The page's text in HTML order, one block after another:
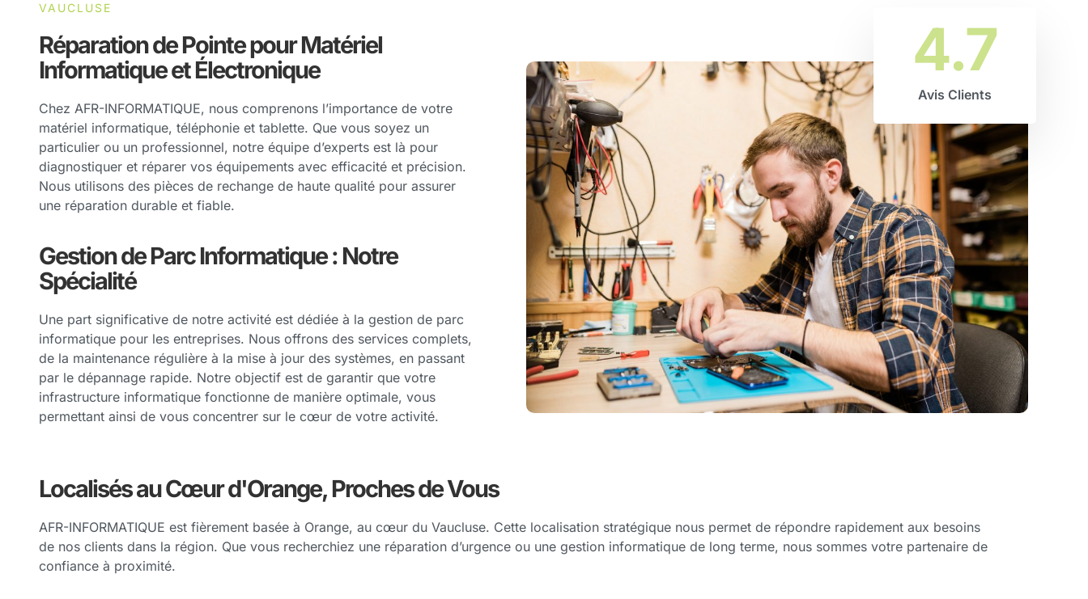
VAUCLUSE
Réparation de Pointe pour Matériel
Informatique et Électronique
Chez AFR-INFORMATIQUE, nous comprenons l’importance de votre
matériel informatique, téléphonie et tablette. Que vous soyez un
particulier ou un professionnel, notre équipe d’experts est là pour
diagnostiquer et réparer vos équipements avec efficacité et précision.
Nous utilisons des pièces de rechange de haute qualité pour assurer
une réparation durable et fiable.
Gestion de Parc Informatique : Notre
Spécialité
Une part significative de notre activité est dédiée à la gestion de parc
informatique pour les entreprises. Nous offrons des services complets,
de la maintenance régulière à la mise à jour des systèmes, en passant
par le dépannage rapide. Notre objectif est de garantir que votre
infrastructure informatique fonctionne de manière optimale, vous
permettant ainsi de vous concentrer sur le cœur de votre activité.
Avis Clients
4.7
Localisés au Cœur d'Orange, Proches de Vous
AFR-INFORMATIQUE est fièrement basée à Orange, au cœur du Vaucluse. Cette localisation stratégique nous permet de répondre rapidement aux besoins
de nos clients dans la région. Que vous recherchiez une réparation d’urgence ou une gestion informatique de long terme, nous sommes votre partenaire de
confiance à proximité.